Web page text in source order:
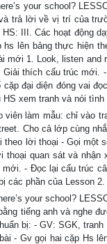
your school?
trả lời về vị trí của
III. Các hoạt động
lên bảng thực hiện
1. Look, listen and
thích cấu trúc
đại diện đóng vai
xem tranh và nói
làm mẫu: chỉ vào
Cho cả lớp cùng
theo lời thoại - Gọi
quan sát và
- Đọc lại cấu trúc
các phần của Lesson 2.
your school?
tiếng anh và nghe
bị: - GV: SGK,
- Gv gọi hai cặp Hs